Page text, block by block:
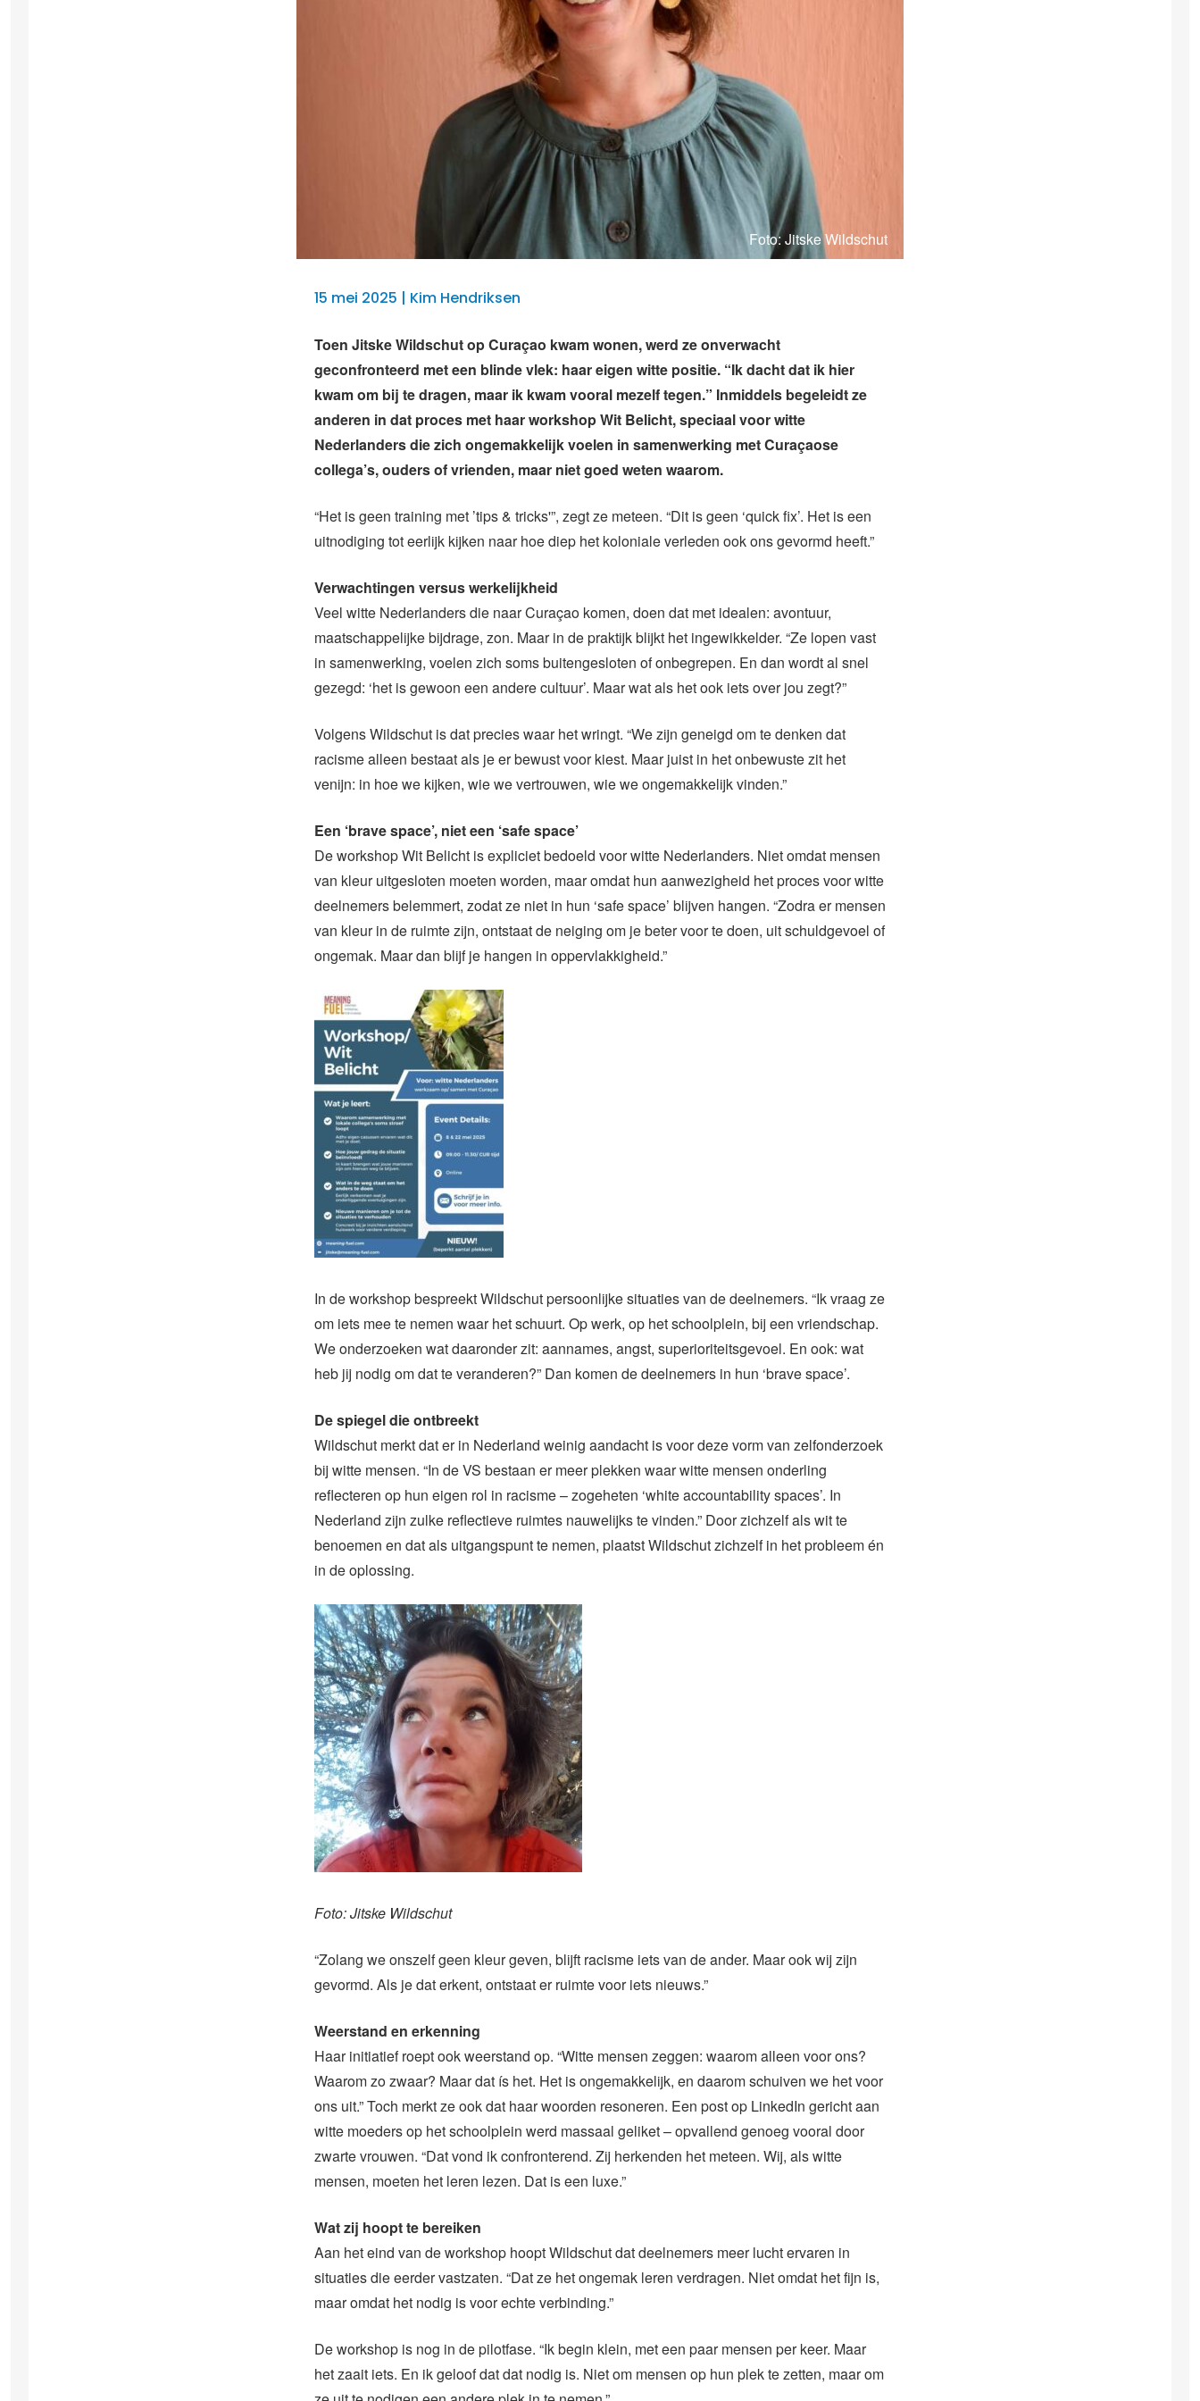
Foto: Jitske Wildschut
15 mei 2025 | Kim Hendriksen
Toen Jitske Wildschut op Curaçao kwam wonen, werd ze onverwacht
geconfronteerd met een blinde vlek: haar eigen witte positie. “Ik dacht dat ik hier
kwam om bij te dragen, maar ik kwam vooral mezelf tegen.” Inmiddels begeleidt ze
anderen in dat proces met haar workshop Wit Belicht, speciaal voor witte
Nederlanders die zich ongemakkelijk voelen in samenwerking met Curaçaose
collega’s, ouders of vrienden, maar niet goed weten waarom.
“Het is geen training met ’tips & tricks'”, zegt ze meteen. “Dit is geen ‘quick fix’. Het is een
uitnodiging tot eerlijk kijken naar hoe diep het koloniale verleden ook ons gevormd heeft.”
Verwachtingen versus werkelijkheid
Veel witte Nederlanders die naar Curaçao komen, doen dat met idealen: avontuur,
maatschappelijke bijdrage, zon. Maar in de praktijk blijkt het ingewikkelder. “Ze lopen vast
in samenwerking, voelen zich soms buitengesloten of onbegrepen. En dan wordt al snel
gezegd: ‘het is gewoon een andere cultuur’. Maar wat als het ook iets over jou zegt?”
Volgens Wildschut is dat precies waar het wringt. “We zijn geneigd om te denken dat
racisme alleen bestaat als je er bewust voor kiest. Maar juist in het onbewuste zit het
venijn: in hoe we kijken, wie we vertrouwen, wie we ongemakkelijk vinden.”
Een ‘brave space’, niet een ‘safe space’
De workshop Wit Belicht is expliciet bedoeld voor witte Nederlanders. Niet omdat mensen
van kleur uitgesloten moeten worden, maar omdat hun aanwezigheid het proces voor witte
deelnemers belemmert, zodat ze niet in hun ‘safe space’ blijven hangen. “Zodra er mensen
van kleur in de ruimte zijn, ontstaat de neiging om je beter voor te doen, uit schuldgevoel of
ongemak. Maar dan blijf je hangen in oppervlakkigheid.”
In de workshop bespreekt Wildschut persoonlijke situaties van de deelnemers. “Ik vraag ze
om iets mee te nemen waar het schuurt. Op werk, op het schoolplein, bij een vriendschap.
We onderzoeken wat daaronder zit: aannames, angst, superioriteitsgevoel. En ook: wat
heb jij nodig om dat te veranderen?” Dan komen de deelnemers in hun ‘brave space’.
De spiegel die ontbreekt
Wildschut merkt dat er in Nederland weinig aandacht is voor deze vorm van zelfonderzoek
bij witte mensen. “In de VS bestaan er meer plekken waar witte mensen onderling
reflecteren op hun eigen rol in racisme – zogeheten ‘white accountability spaces’. In
Nederland zijn zulke reflectieve ruimtes nauwelijks te vinden.” Door zichzelf als wit te
benoemen en dat als uitgangspunt te nemen, plaatst Wildschut zichzelf in het probleem én
in de oplossing.
Foto: Jitske Wildschut
“Zolang we onszelf geen kleur geven, blijft racisme iets van de ander. Maar ook wij zijn
gevormd. Als je dat erkent, ontstaat er ruimte voor iets nieuws.”
Weerstand en erkenning
Haar initiatief roept ook weerstand op. “Witte mensen zeggen: waarom alleen voor ons?
Waarom zo zwaar? Maar dat ís het. Het is ongemakkelijk, en daarom schuiven we het voor
ons uit.” Toch merkt ze ook dat haar woorden resoneren. Een post op LinkedIn gericht aan
witte moeders op het schoolplein werd massaal geliket – opvallend genoeg vooral door
zwarte vrouwen. “Dat vond ik confronterend. Zij herkenden het meteen. Wij, als witte
mensen, moeten het leren lezen. Dat is een luxe.”
Wat zij hoopt te bereiken
Aan het eind van de workshop hoopt Wildschut dat deelnemers meer lucht ervaren in
situaties die eerder vastzaten. “Dat ze het ongemak leren verdragen. Niet omdat het fijn is,
maar omdat het nodig is voor echte verbinding.”
De workshop is nog in de pilotfase. “Ik begin klein, met een paar mensen per keer. Maar
het zaait iets. En ik geloof dat dat nodig is. Niet om mensen op hun plek te zetten, maar om